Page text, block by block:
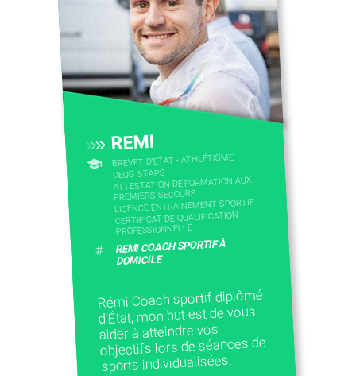
REMI
BREVET D'ETAT - ATHLÉTISME
DEUG STAPS
ATTESTATION DE FORMATION AUX
PREMIERS SECOURS
LICENCE ENTRAINEMENT SPORTIF
CERTIFICAT DE QUALIFICATION
PROFESSIONNELLE
# REMI COACH SPORTIF À
DOMICILE
Rémi Coach sportif diplômé
d'État, mon but est de vous
aider à atteindre vos
objectifs lors de séances de
sports individualisées.